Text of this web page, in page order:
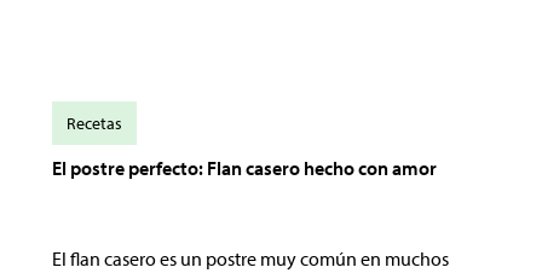
El postre perfecto: Flan casero hecho con amor
El flan casero es un postre muy común en muchos
Recetas